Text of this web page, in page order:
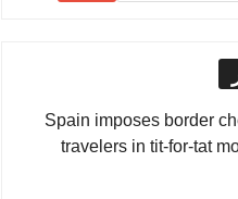
Spain imposes border
travelers in tit-for-tat